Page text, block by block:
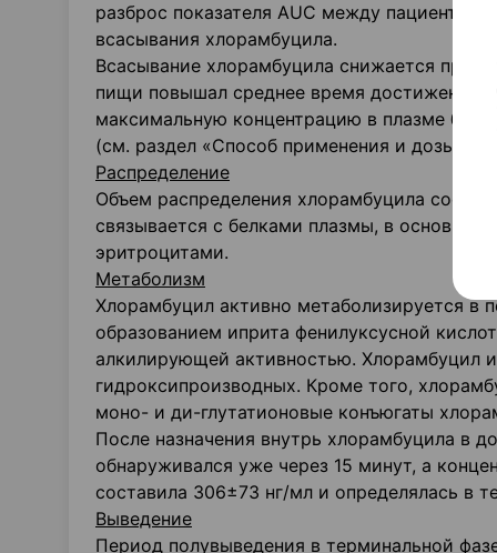
разброс показателя AUC между
всасывания хлорамбуцила.
Всасывание хлорамбуцила снижается при
пищи повышал среднее время достижения
максимальную концентрацию в плазме
(см. раздел «Способ применения и дозы»).
Распределение
Объем распределения хлорамбуцила
связывается с белками плазмы, в основном
эритроцитами.
Метаболизм
Хлорамбуцил активно метаболизируется в
образованием иприта фенилуксусной
алкилирующей активностью.
гидроксипроизводных. Кроме того,
моно- и ди-глутатионовые конъюгаты
После назначения внутрь хлорамбуцила в
обнаруживался уже через 15 минут, а
составила 306±73 нг/мл и определялась в
Выведение
Период полувыведения в терминальной